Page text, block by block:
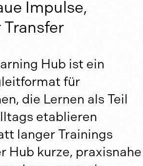
Impulse,
Hub ist ein
für
die Lernen als Teil
etablieren
langer Trainings
Hub kurze, praxisnahe